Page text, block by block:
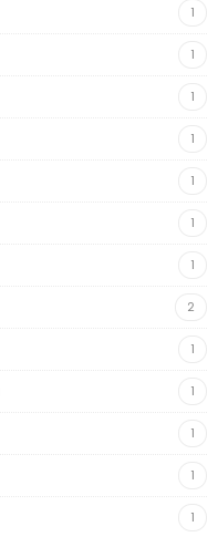
1
1
1
1
1
1
1
2
1
1
1
1
1